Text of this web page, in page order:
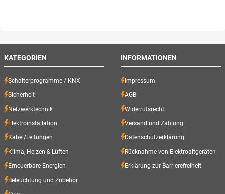
KATEGORIEN
Schalterprogramme / KNX
Sicherheit
Netzwerktechnik
Elektroinstallation
Kabel/Leitungen
Klima, Heizen & Lüften
Erneuerbare Energien
Beleuchtung und Zubehör
INFORMATIONEN
Impressum
AGB
Widerrufsrecht
Versand und Zahlung
Datenschutzerklärung
Rücknahme von Elektroaltgeräten
Erklärung zur Barrierefreiheit